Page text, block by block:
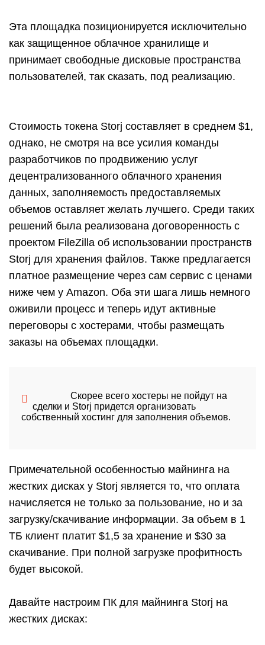
Эта площадка позиционируется исключительно
как защищенное облачное хранилище и
принимает свободные дисковые пространства
пользователей, так сказать, под реализацию.
Стоимость токена Storj составляет в среднем $1,
однако, не смотря на все усилия команды
разработчиков по продвижению услуг
децентрализованного облачного хранения
данных, заполняемость предоставляемых
объемов оставляет желать лучшего. Среди таких
решений была реализована договоренность с
проектом FileZilla об использовании пространств
Storj для хранения файлов. Также предлагается
платное размещение через сам сервис с ценами
ниже чем у Amazon. Оба эти шага лишь немного
оживили процесс и теперь идут активные
переговоры с хостерами, чтобы размещать
заказы на объемах площадки.
Скорее всего хостеры не пойдут на
сделки и Storj придется организовать
собственный хостинг для заполнения объемов.
Примечательной особенностью майнинга на
жестких дисках у Storj является то, что оплата
начисляется не только за пользование, но и за
загрузку/скачивание информации. За объем в 1
ТБ клиент платит $1,5 за хранение и $30 за
скачивание. При полной загрузке профитность
будет высокой.
Давайте настроим ПК для майнинга Storj на
жестких дисках: